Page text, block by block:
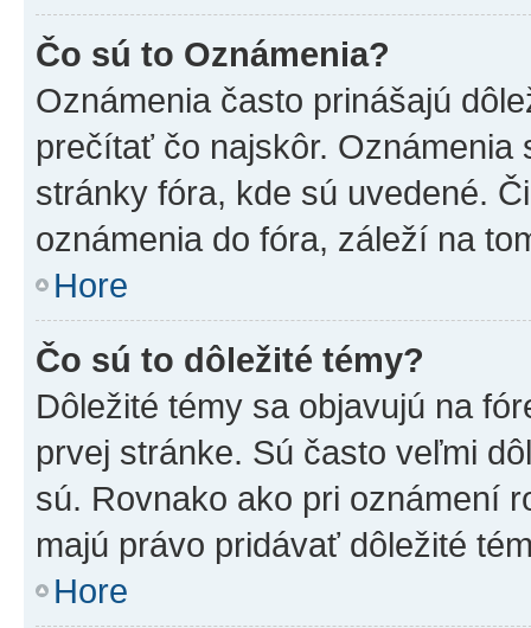
Čo sú to Oznámenia?
Oznámenia často prinášajú
prečítať čo najskôr. Oznámenia
stránky fóra, kde sú uvedené.
oznámenia do fóra, záleží na
Hore
Čo sú to dôležité témy?
Dôležité témy sa objavujú na
prvej stránke. Sú často veľmi
sú. Rovnako ako pri oznámení
majú právo pridávať dôležité
Hore